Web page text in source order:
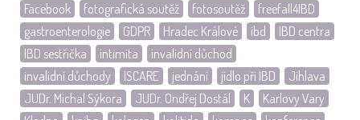
Facebook
fotografická soutěž fotosoutěž
freefall4IBD
gastroenterologie
GDPR Hradec Králové ibd
IBD centra
IBD sestřička
intimita
invalidní důchod
invalidní důchody
ISCARE jednání jídlo při IBD
Jihlava
JUDr. Michal Sýkora
JUDr. Ondřej Dostál K
Karlovy Vary